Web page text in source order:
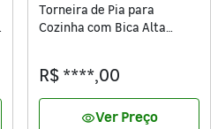
Torneira de Pia para
Cozinha com Bica Alta
R$ ****,00
visibilityVer Preço